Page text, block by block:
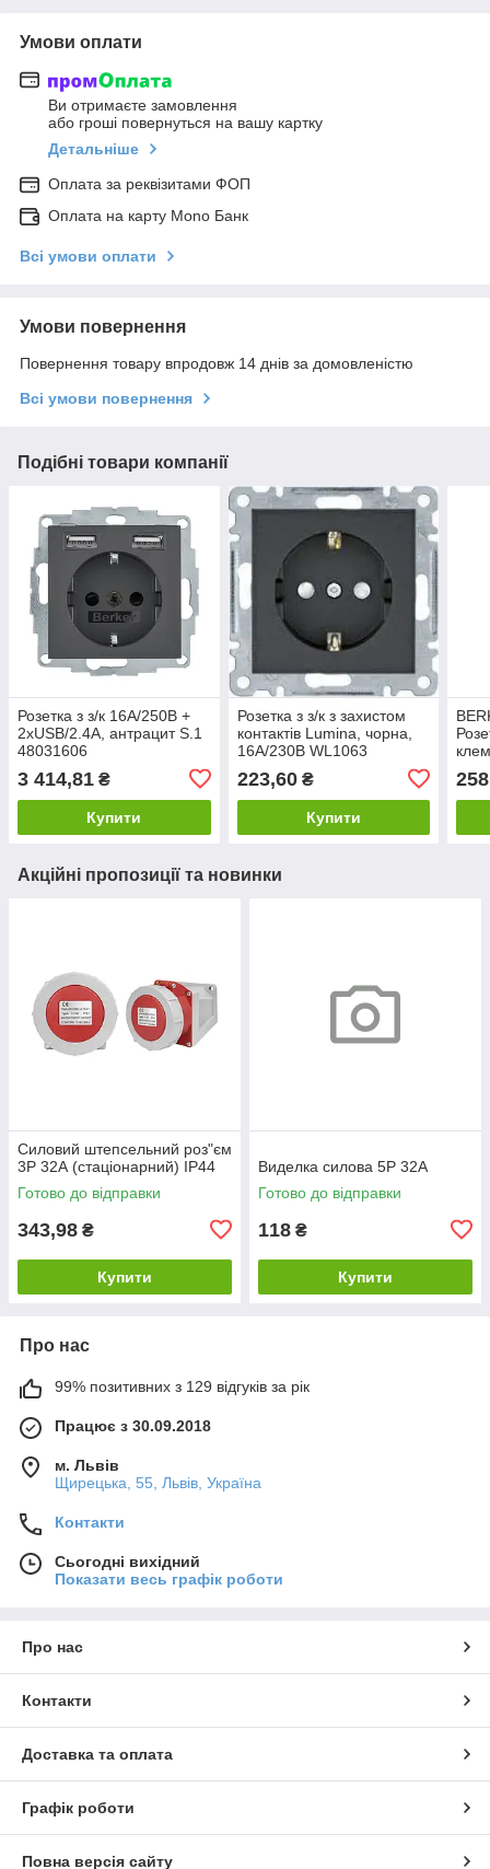
Умови оплати
Ви отримаєте замовлення
або гроші повернуться на вашу картку
Детальніше
Оплата за реквізитами ФОП
Оплата на карту Mono Банк
Всі умови оплати
Умови повернення
Повернення товару впродовж 14 днів за домовленістю
Всі умови повернення
Подібні товари компанії
Розетка з з/к 16А/250В +
2хUSB/2.4A, антрацит S.1
48031606
3 414,81 ₴
Купити
Розетка з з/к з захистом
контактів Lumina, чорна,
16А/230В WL1063
223,60₴
Купити
Акційні пропозиції та новинки
Силовий штепсельний роз"єм
3Р 32А (стаціонарний) IP44
Готово до відправки
343,98 ₴
Купити
Виделка силова 5Р 32А
Готово до відправки
118 ₴
Купити
Про нас
99% позитивних з 129 відгуків за рік
Працює з 30.09.2018
м. Львів
Щирецька, 55, Львів, Україна
Контакти
Сьогодні вихідний
Показати весь графік роботи
Про нас
Контакти
Доставка та оплата
Графік роботи
Повна версія сайту